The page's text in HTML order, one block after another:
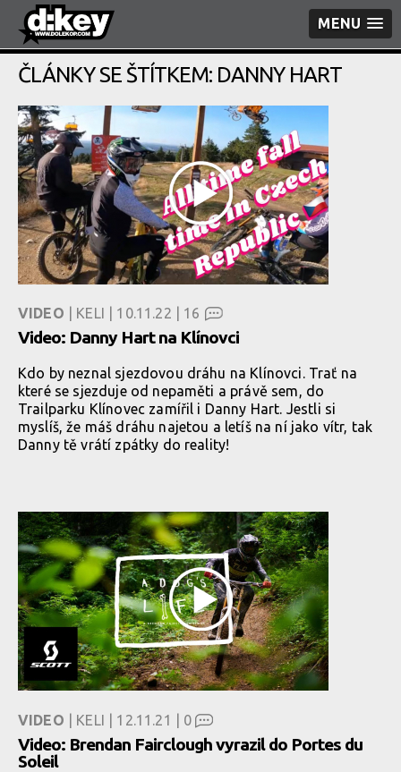
MENU
ČLÁNKY SE ŠTÍTKEM: DANNY HART
VIDEO | KELI | 10.11.22 | 16
Video: Danny Hart na Klínovci
Kdo by neznal sjezdovou dráhu na Klínovci. Trať na
které se sjezduje od nepaměti a právě sem, do
Trailparku Klínovec zamířil i Danny Hart. Jestli si
myslíš, že máš dráhu najetou a letíš na ní jako vítr, tak
Danny tě vrátí zpátky do reality!
VIDEO | KELI | 12.11.21 | 0
Video: Brendan Fairclough vyrazil do Portes du
Soleil